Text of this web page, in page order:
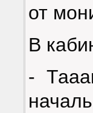
от
В
-